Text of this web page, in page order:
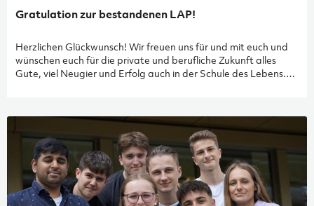
Gratulation zur bestandenen LAP!
Herzlichen Glückwunsch! Wir freuen uns für und mit euch und
wünschen euch für die private und berufliche Zukunft alles
Gute, viel Neugier und Erfolg auch in der Schule des Lebens.
Begleitung und Unterstützung.